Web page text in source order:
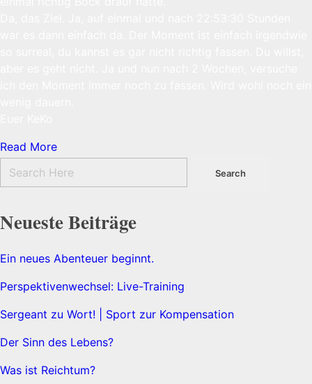
Read More
Neueste Beiträge
Ein neues Abenteuer beginnt.
Perspektivenwechsel: Live-Training
Sergeant zu Wort! | Sport zur Kompensation
Der Sinn des Lebens?
Was ist Reichtum?